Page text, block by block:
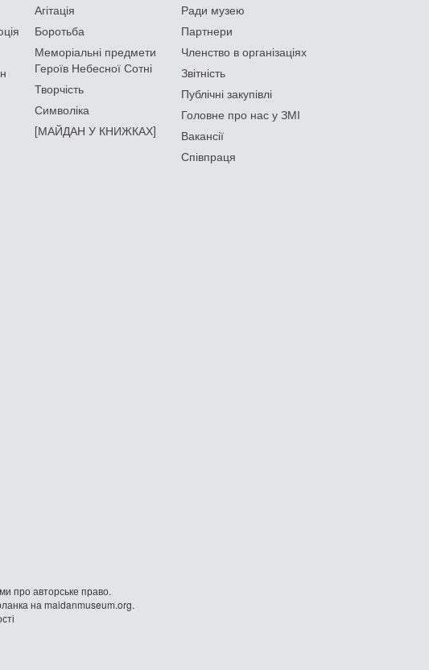
Агітація
Боротьба
Меморіальні предмети
Героїв Небесної Сотні
Творчість
Символіка
[МАЙДАН У КНИЖКАХ]
Ради музею
Партнери
Членство в організаціях
Звітність
Публічні закупівлі
Головне про нас у ЗМІ
Вакансії
Співпраця
про авторське право.
на maidanmuseum.org.